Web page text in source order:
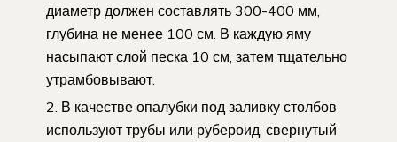
диаметр должен составлять 300-400 мм,
глубина не менее 100 см. В каждую яму
насыпают слой песка 10 см, затем тщательно
утрамбовывают.
В качестве опалубки под заливку столбов
используют трубы или рубероид, свернутый